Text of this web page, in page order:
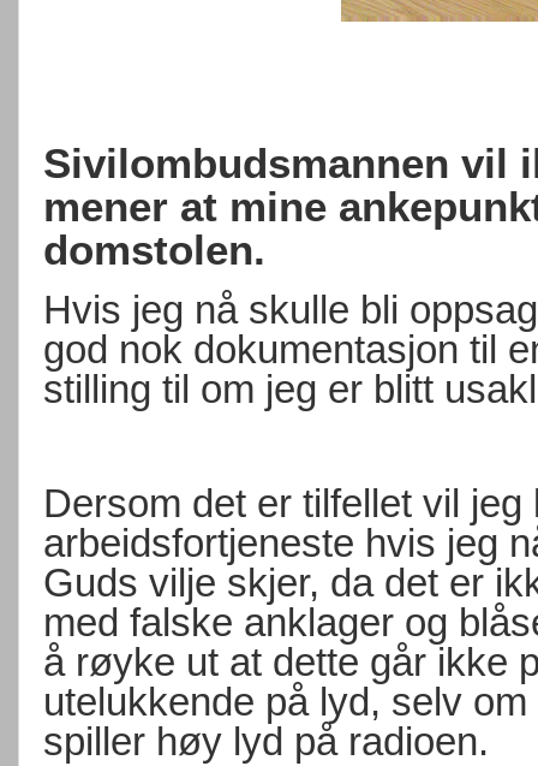
Sivilombudsmannen vil
mener at mine
domstolen.
Hvis jeg nå skulle bli
god nok dokumentasjon til
stilling til om jeg er blitt
Dersom det er tilfellet vil
arbeidsfortjeneste hvis jeg
Guds vilje skjer, da det er
med falske anklager og
å røyke ut at dette går ikke
utelukkende på lyd, selv
spiller høy lyd på radioen.